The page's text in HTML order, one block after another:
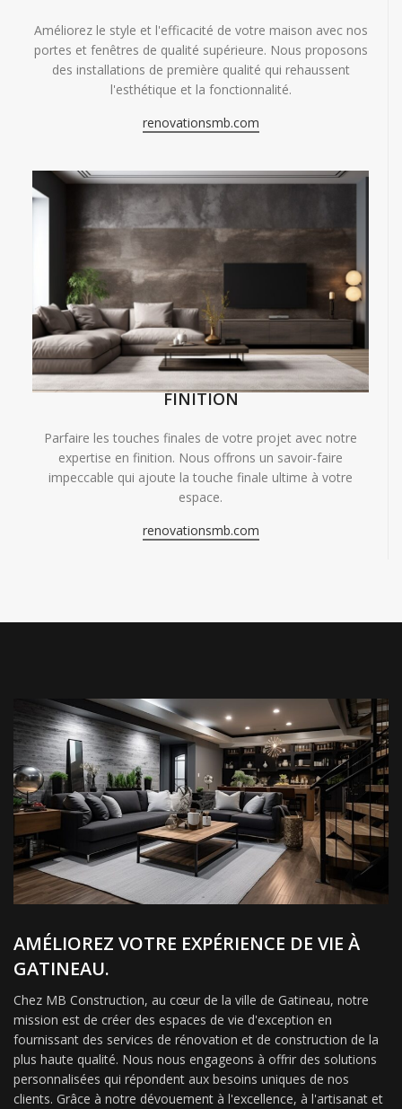
Améliorez le style et l'efficacité de votre maison avec nos
portes et fenêtres de qualité supérieure. Nous proposons
des installations de première qualité qui rehaussent
l'esthétique et la fonctionnalité.
renovationsmb.com
FINITION
Parfaire les touches finales de votre projet avec notre
expertise en finition. Nous offrons un savoir-faire
impeccable qui ajoute la touche finale ultime à votre
espace.
renovationsmb.com
AMÉLIOREZ VOTRE EXPÉRIENCE DE VIE À
GATINEAU.
Chez MB Construction, au cœur de la ville de Gatineau, notre
mission est de créer des espaces de vie d'exception en
fournissant des services de rénovation et de construction de la
plus haute qualité. Nous nous engageons à offrir des solutions
personnalisées qui répondent aux besoins uniques de nos
clients. Grâce à notre dévouement à l'excellence, à l'artisanat et